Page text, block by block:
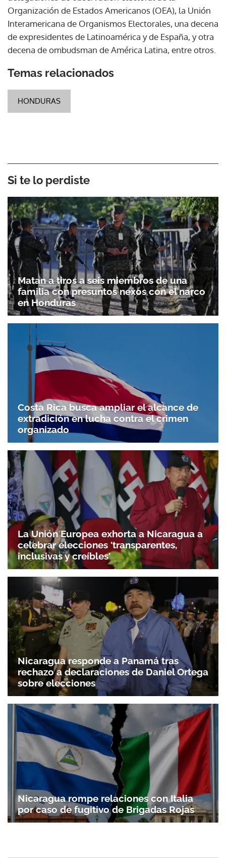
Organización de Estados Americanos (OEA), la Unión
Interamericana de Organismos Electorales, una decena
de expresidentes de Latinoamérica y de España, y otra
decena de ombudsman de América Latina, entre otros.
Temas relacionados
HONDURAS
Si te lo perdiste
Matan a tiros a seis miembros de una
familia con presuntos nexos con el narco
en Honduras
Costa Rica busca ampliar el alcance de
extradición en lucha contra el crimen
organizado
La Unión Europea exhorta a Nicaragua a
celebrar elecciones 'transparentes,
inclusivas y creíbles'
Nicaragua responde a Panamá tras
rechazo a declaraciones de Daniel Ortega
sobre elecciones
Nicaragua rompe relaciones con Italia
por caso de fugitivo de Brigadas Rojas